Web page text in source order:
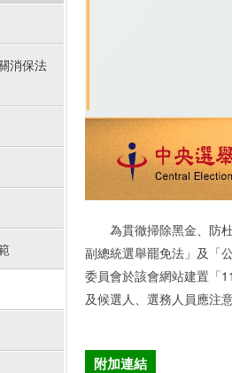
消保法
為貫徹掃除黑金、防杜
副總統選舉罷免法」及「
委員會於該會網站建置「
及候選人、選務人員應注
附加連結